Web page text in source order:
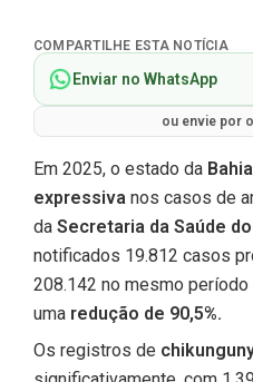
COMPARTILHE ESTA NOTÍCIA
Enviar no WhatsApp
ou envie por
Em 2025, o estado da Bahia
expressiva nos casos de
da Secretaria da Saúde
notificados 19.812 casos
208.142 no mesmo
uma redução de 90,5%.
Os registros de